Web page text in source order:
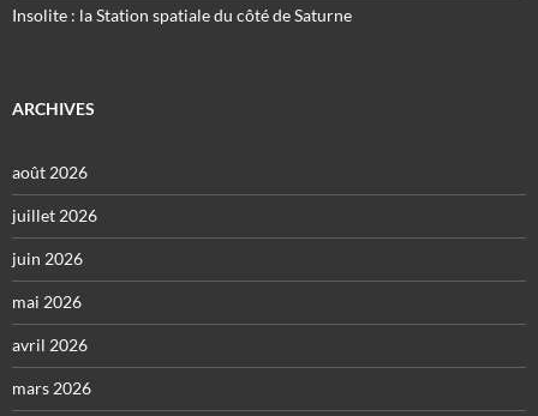
Insolite : la Station spatiale du côté de Saturne
ARCHIVES
août 2026
juillet 2026
juin 2026
mai 2026
avril 2026
mars 2026